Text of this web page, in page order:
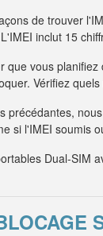
de trouver
inclut 15
vous
Vérifiez
si l'IMEI soumis
Dual-SIM